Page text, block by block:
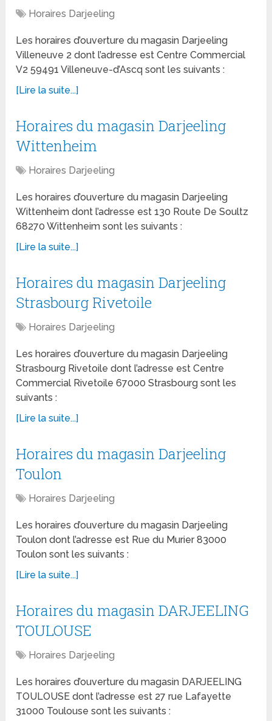
Horaires Darjeeling
Les horaires d’ouverture du magasin Darjeeling
Villeneuve 2 dont l’adresse est Centre Commercial
V2 59491 Villeneuve-d’Ascq sont les suivants :
[Lire la suite...]
Horaires du magasin Darjeeling
Wittenheim
Horaires Darjeeling
Les horaires d’ouverture du magasin Darjeeling
Wittenheim dont l’adresse est 130 Route De Soultz
68270 Wittenheim sont les suivants :
[Lire la suite...]
Horaires du magasin Darjeeling
Strasbourg Rivetoile
Horaires Darjeeling
Les horaires d’ouverture du magasin Darjeeling
Strasbourg Rivetoile dont l’adresse est Centre
Commercial Rivetoile 67000 Strasbourg sont les
suivants :
[Lire la suite...]
Horaires du magasin Darjeeling
Toulon
Horaires Darjeeling
Les horaires d’ouverture du magasin Darjeeling
Toulon dont l’adresse est Rue du Murier 83000
Toulon sont les suivants :
[Lire la suite...]
Horaires du magasin DARJEELING
TOULOUSE
Horaires Darjeeling
Les horaires d’ouverture du magasin DARJEELING
TOULOUSE dont l’adresse est 27 rue Lafayette
31000 Toulouse sont les suivants :